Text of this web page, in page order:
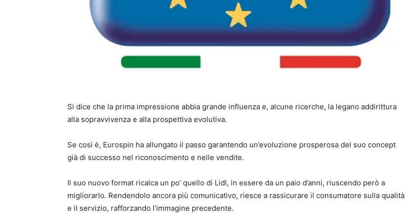
Si dice che la prima impressione abbia grande influenza e, alcune ricerche, la legano addirittura
alla sopravvivenza e alla prospettiva evolutiva.
Se così è, Eurospin ha allungato il passo garantendo un’evoluzione prosperosa del suo concept
già di successo nel riconoscimento e nelle vendite.
Il suo nuovo format ricalca un po’ quello di Lidl, in essere da un paio d’anni, riuscendo però a
migliorarlo. Rendendolo ancora più comunicativo, riesce a rassicurare il consumatore sulla qualità
e il servizio, rafforzando l’immagine precedente.